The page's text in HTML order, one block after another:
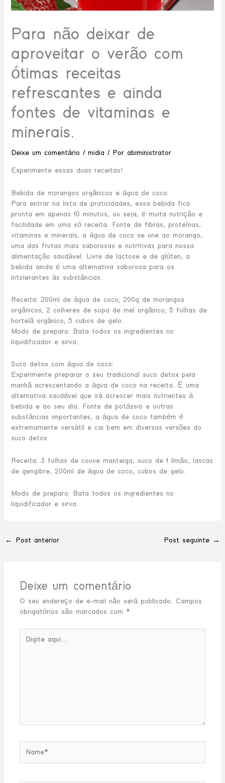
Para não deixar de
aproveitar o verão com
ótimas receitas
refrescantes e ainda
fontes de vitaminas e
minerais.
Deixe um comentário /midia / Porabiministrator
Experimente essas duas receitas!
Bebida de morangos orgânicos e água de coco:
Para entrar na lista de praticidades, essa bebida fica
pronta em apenas 10 minutos, ou seja, é muita nutrição e
facilidade em uma só receita. Fonte de fibras, proteínas,
vitaminas e minerais, a água de coco se une ao morango,
uma das frutas mais saborosas e nutritivas para nossa
alimentação saudável. Livre de lactose e de glúten, a
bebida ainda é uma alternativa saborosa para os
intolerantes às substâncias.
Receita: 200ml de água de coco; 200g de morangos
orgânicos; 2 colheres de sopa de mel orgânico; 5 folhas de
hortelã orgânico; 5 cubos de gelo.
Modo de preparo: Bata todos os ingredientes no
liquidificador e sirva.
Suco detox com água de coco:
Experimente preparar o seu tradicional suco detox pela
manhã acrescentando a água de coco na receita. É uma
alternativa saudável que irá acrescer mais nutrientes à
bebida e ao seu dia. Fonte de potássio e outras
substâncias importantes, a água de coco também é
extremamente versátil e cai bem em diversas versões do
suco detox.
Receita: 3 folhas de couve manteiga, suco de 1 limão, lascas
de gengibre, 200ml de água de coco, cubos de gelo.
Modo de preparo: Bata todos os ingredientes no
liquidificador e sirva.
← Post anterior Post seguinte →
Deixe um comentário
O seu endereço de e-mail não será publicado. Campos
obrigatórios são marcados com *
aqui...